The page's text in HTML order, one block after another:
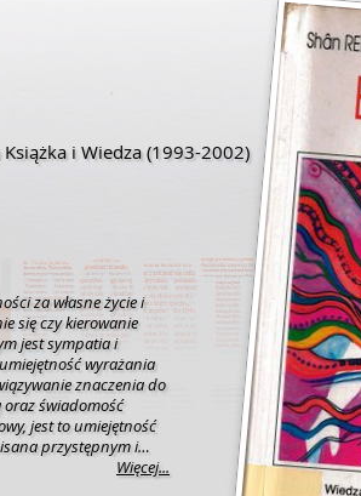
i Wiedza(1993-2002)
za własne życie i
się czy kierowanie
jest sympatia i
wyrażania
znaczenia do
oraz świadomość
jest to umiejętność
przystępnym i
intencji autorów przede
Więcej...